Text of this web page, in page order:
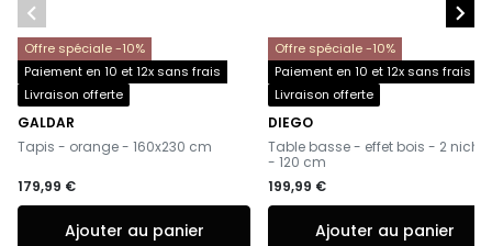
Offre spéciale -10%
Paiement en 10 et 12x sans frais
Livraison offerte
GALDAR
-
Tapis - orange - 160x230 cm
179,99 €
Ajouter au panier
Offre spéciale -10%
Paiement en 10 et 12x sans frais
Livraison offerte
DIEGO
-
Table basse - effet bois - 2
- 120 cm
199,99 €
Ajouter au panier
 